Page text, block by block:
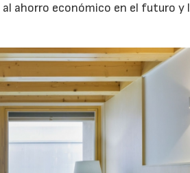
ahorro económico en el futuro y